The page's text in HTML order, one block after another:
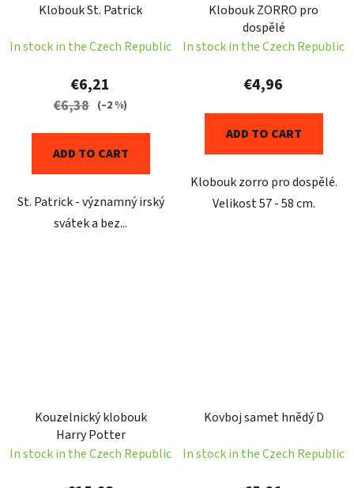
Klobouk St. Patrick
In stock in the Czech Republic
€6,21
€6,38 (–2 %)
ADD TO CART
St. Patrick - významný irský
svátek a bez...
Klobouk ZORRO pro
dospělé
In stock in the Czech Republic
€4,96
ADD TO CART
Klobouk zorro pro dospělé.
Velikost 57 - 58 cm.
Kouzelnický klobouk
Harry Potter
In stock in the Czech Republic
Kovboj samet hnědý D
In stock in the Czech Republic